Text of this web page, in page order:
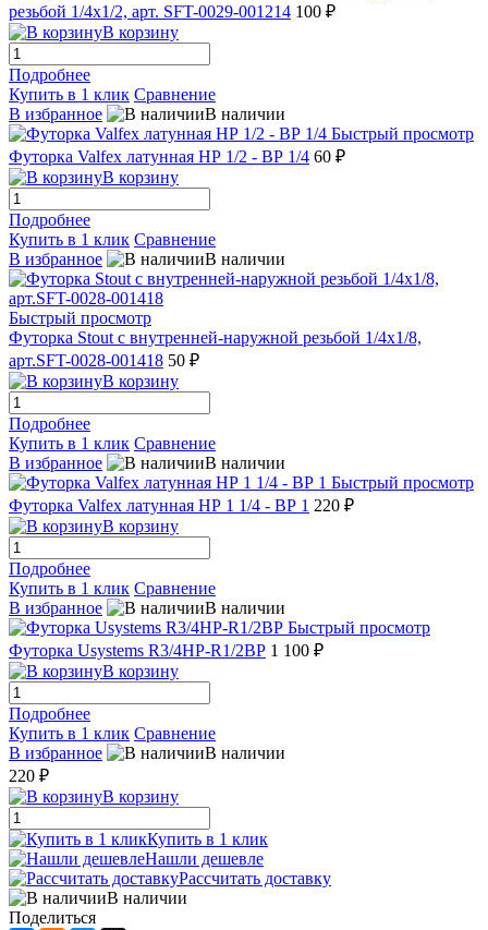
резьбой 1/4х1/2, арт. SFT-0029-001214 100 ₽
В корзину
Подробнее
Купить в 1 клик Сравнение
В избранное
В наличии
Быстрый просмотр
Футорка Valfex латунная НР 1/2 - ВР 1/4 60 ₽
В корзину
Подробнее
Купить в 1 клик Сравнение
В избранное
В наличии
Быстрый просмотр
Футорка Stout с внутренней-наружной резьбой 1/4x1/8,
арт.SFT-0028-001418 50 ₽
В корзину
Подробнее
Купить в 1 клик Сравнение
В избранное
В наличии
Быстрый просмотр
Футорка Valfex латунная НР 1 1/4 - ВР 1 220 ₽
В корзину
Подробнее
Купить в 1 клик Сравнение
В избранное
В наличии
Быстрый просмотр
Футорка Usystems R3/4НР-R1/2ВР 1 100 ₽
В корзину
Подробнее
Купить в 1 клик Сравнение
В избранное
В наличии
220 ₽
В корзину
Купить в 1 клик
Нашли дешевле
Рассчитать доставку
В наличии
Поделиться